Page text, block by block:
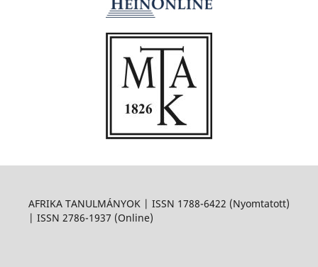
AFRIKA TANULMÁNYOK | ISSN 1788-6422 (Nyomtatott)
| ISSN 2786-1937 (Online)